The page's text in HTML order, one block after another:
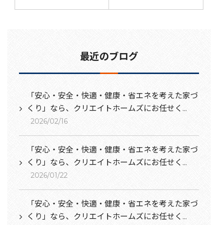
最近のブログ
「安心・安全・快適・健康・省エネを考えた家づ
くり」なら、クリエイトホームズにお任せく...
2026/02/16
「安心・安全・快適・健康・省エネを考えた家づ
くり」なら、クリエイトホームズにお任せく...
2026/01/22
「安心・安全・快適・健康・省エネを考えた家づ
くり」なら、クリエイトホームズにお任せく...